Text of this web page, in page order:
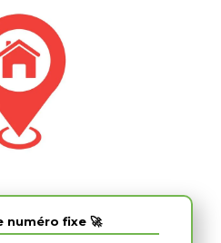
numéro fixe 🚀